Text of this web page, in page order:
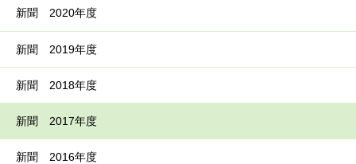
新聞 2020年度
新聞 2019年度
新聞 2018年度
新聞 2017年度
新聞 2016年度